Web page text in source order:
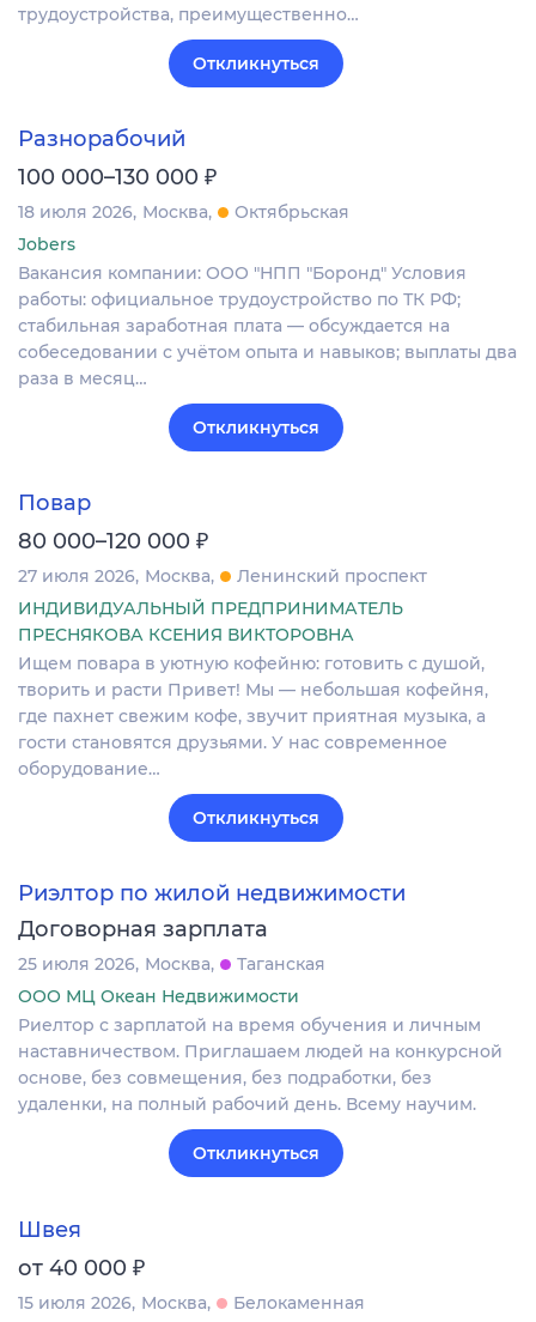
трудоустройства, преимущественно…
Откликнуться
Разнорабочий
100 000–130 000 ₽
18 июля 2026 Москва
Октябрьская
Jobers
Вакансия компании: ООО "НПП "Боронд" Условия
работы: официальное трудоустройство по ТК РФ;
стабильная заработная плата — обсуждается на
собеседовании с учётом опыта и навыков; выплаты два
раза в месяц…
Откликнуться
Повар
80 000–120 000 ₽
27 июля 2026 Москва
Ленинский проспект
ИНДИВИДУАЛЬНЫЙ ПРЕДПРИНИМАТЕЛЬ
ПРЕСНЯКОВА КСЕНИЯ ВИКТОРОВНА
Ищем повара в уютную кофейню: готовить с душой,
творить и расти Привет! Мы — небольшая кофейня,
где пахнет свежим кофе, звучит приятная музыка, а
гости становятся друзьями. У нас современное
оборудование…
Откликнуться
Риэлтор по жилой недвижимости
Договорная зарплата
25 июля 2026 Москва
Таганская
ООО МЦ Океан Недвижимости
Риелтор с зарплатой на время обучения и личным
наставничеством. Приглашаем людей на конкурсной
основе, без совмещения, без подработки, без
удаленки, на полный рабочий день. Всему научим.
Откликнуться
Швея
от 40 000 ₽
15 июля 2026 Москва
Белокаменная